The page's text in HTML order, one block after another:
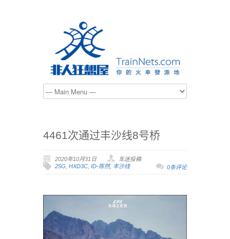
4461次通过丰沙线8号桥
2020年10月31日
车迷投稿
25G, HXD3C, ID-陈然, 丰沙线 0条评论